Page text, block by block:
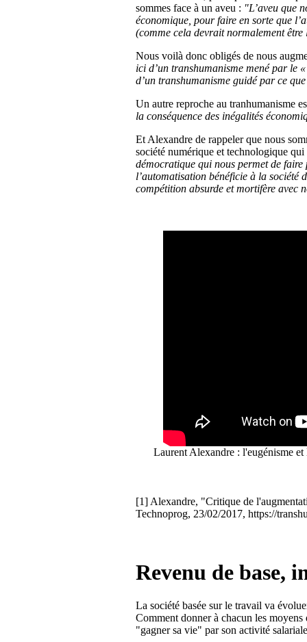
sommes face à un aveu : "L’aveu que
économique, pour faire en sorte que
(comme cela devrait normalement être
Nous voilà donc obligés de nous
ici d’un transhumanisme mené par le
d’un transhumanisme guidé par ce
Un autre reproche au tranhumanisme
la conséquence des inégalités
Et Alexandre de rappeler que nous
société numérique et technologique
démocratique qui nous permet de
l’automatisation bénéficie à la société
compétition absurde et mortifère avec
Laurent Alexandre : l'eugénisme
[1] Alexandre, "Critique de
Technoprog, 23/02/2017, https://
Revenu de base,
La société basée sur le travail va
Comment donner à chacun les
"gagner sa vie" par son activité